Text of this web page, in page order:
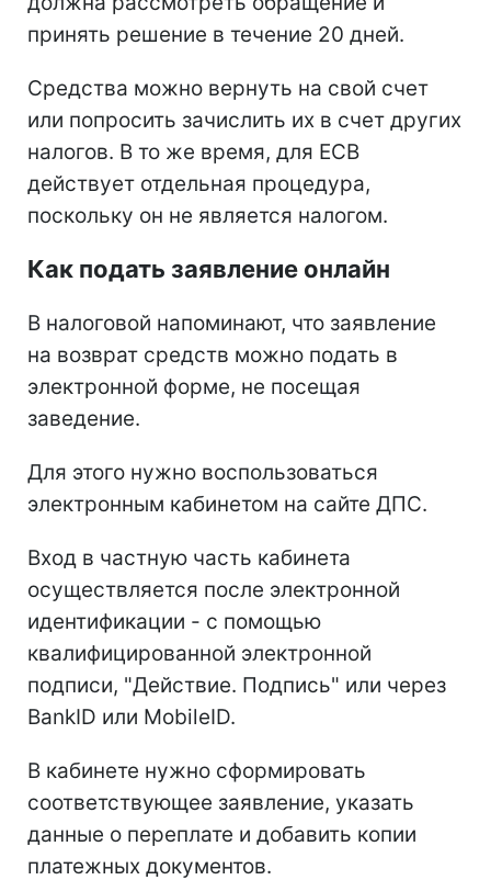
принять решение в течение 20 дней.
Средства можно вернуть на свой счет
или попросить зачислить их в счет других
налогов. В то же время, для ЕСВ
действует отдельная процедура,
поскольку он не является налогом.
Как подать заявление онлайн
В налоговой напоминают, что заявление
на возврат средств можно подать в
электронной форме, не посещая
заведение.
Для этого нужно воспользоваться
электронным кабинетом на сайте ДПС.
Вход в частную часть кабинета
осуществляется после электронной
идентификации - с помощью
квалифицированной электронной
подписи, "Действие. Подпись" или через
BankID или MobileID.
В кабинете нужно сформировать
соответствующее заявление, указать
данные о переплате и добавить копии
платежных документов.